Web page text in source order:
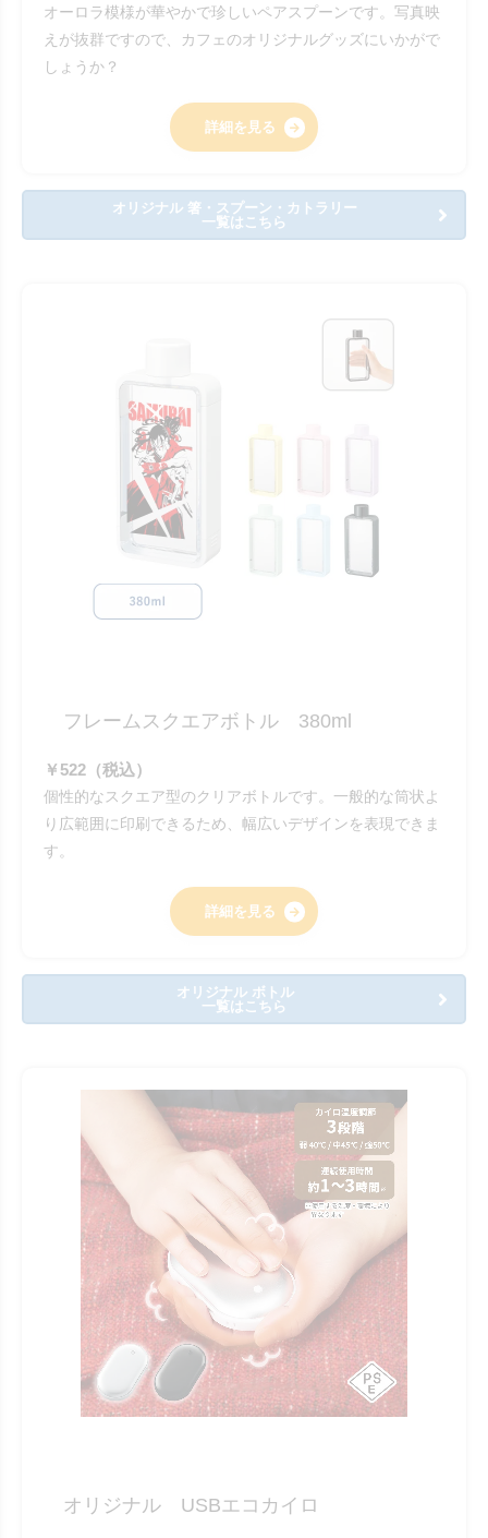
オーロラ模様が華やかで珍しいペアスプーンです。写真映
えが抜群ですので、カフェのオリジナルグッズにいかがで
しょうか？
詳細を見る
オリジナル 箸・スプーン・カトラリー
一覧はこちら
フレームスクエアボトル 380ml
￥522（税込）
個性的なスクエア型のクリアボトルです。一般的な筒状よ
り広範囲に印刷できるため、幅広いデザインを表現できま
す。
詳細を見る
オリジナル ボトル
一覧はこちら
オリジナル USBエコカイロ